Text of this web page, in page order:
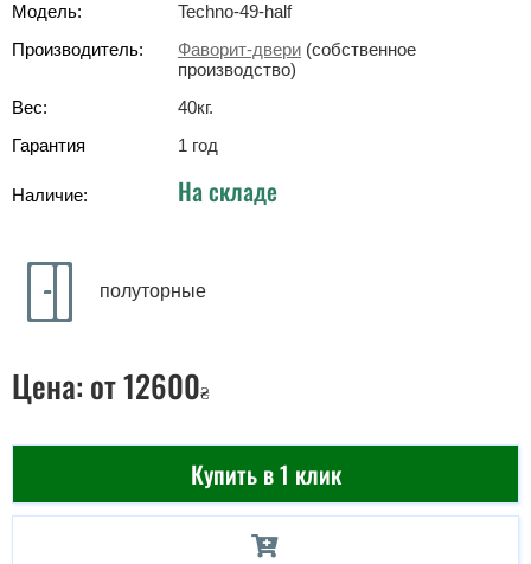
Модель:
Techno-49-half
Производитель:
Фаворит-двери (собственное
производство)
Вес:
40кг.
Гарантия
1 год
Наличие: На складе
полуторные
Цена: от 12600₴
Купить в 1 клик